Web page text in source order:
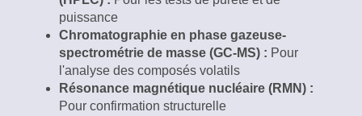
puissance
Chromatographie en phase gazeuse-
spectrométrie de masse (GC-MS) : Pour
l'analyse des composés volatils
Résonance magnétique nucléaire (RMN) :
Pour confirmation structurelle